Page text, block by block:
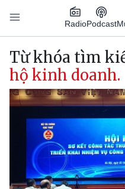
Nhảy đến nội dung
RadioPodcast
Main navigation
Từ khóa tìm
hộ kinh doanh.